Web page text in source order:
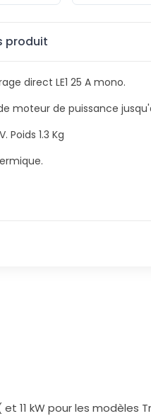
produit
direct LE1 25 A mono.
moteur de puissance
Poids 1.3 Kg
11 kW pour les modèles